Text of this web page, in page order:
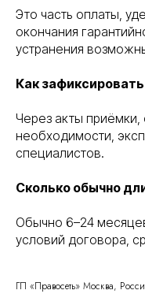
Это часть оплаты,
окончания
устранения
Как
Через акты
необходимости,
специалистов.
Сколько обычно
Обычно 6–24
условий договора,
ГП «Правосеть» Москва,
Правосеть
Банкротство физических лиц в